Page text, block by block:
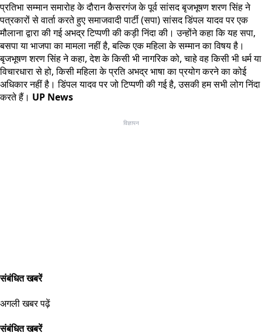
प्रतिभा सम्मान समारोह के दौरान कैसरगंज के पूर्व सांसद बृजभूषण शरण सिंह ने
पत्रकारों से वार्ता करते हुए समाजवादी पार्टी (सपा) सांसद डिंपल यादव पर एक
मौलाना द्वारा की गई अभद्र टिप्पणी की कड़ी निंदा की। उन्होंने कहा कि यह सपा,
बसपा या भाजपा का मामला नहीं है, बल्कि एक महिला के सम्मान का विषय है।
बृजभूषण शरण सिंह ने कहा, देश के किसी भी नागरिक को, चाहे वह किसी भी धर्म या
विचारधारा से हो, किसी महिला के प्रति अभद्र भाषा का प्रयोग करने का कोई
अधिकार नहीं है। डिंपल यादव पर जो टिप्पणी की गई है, उसकी हम सभी लोग निंदा
करते हैं। UP News
विज्ञापन
संबंधित खबरें
अगली खबर पढ़ें
संबंधित खबरें